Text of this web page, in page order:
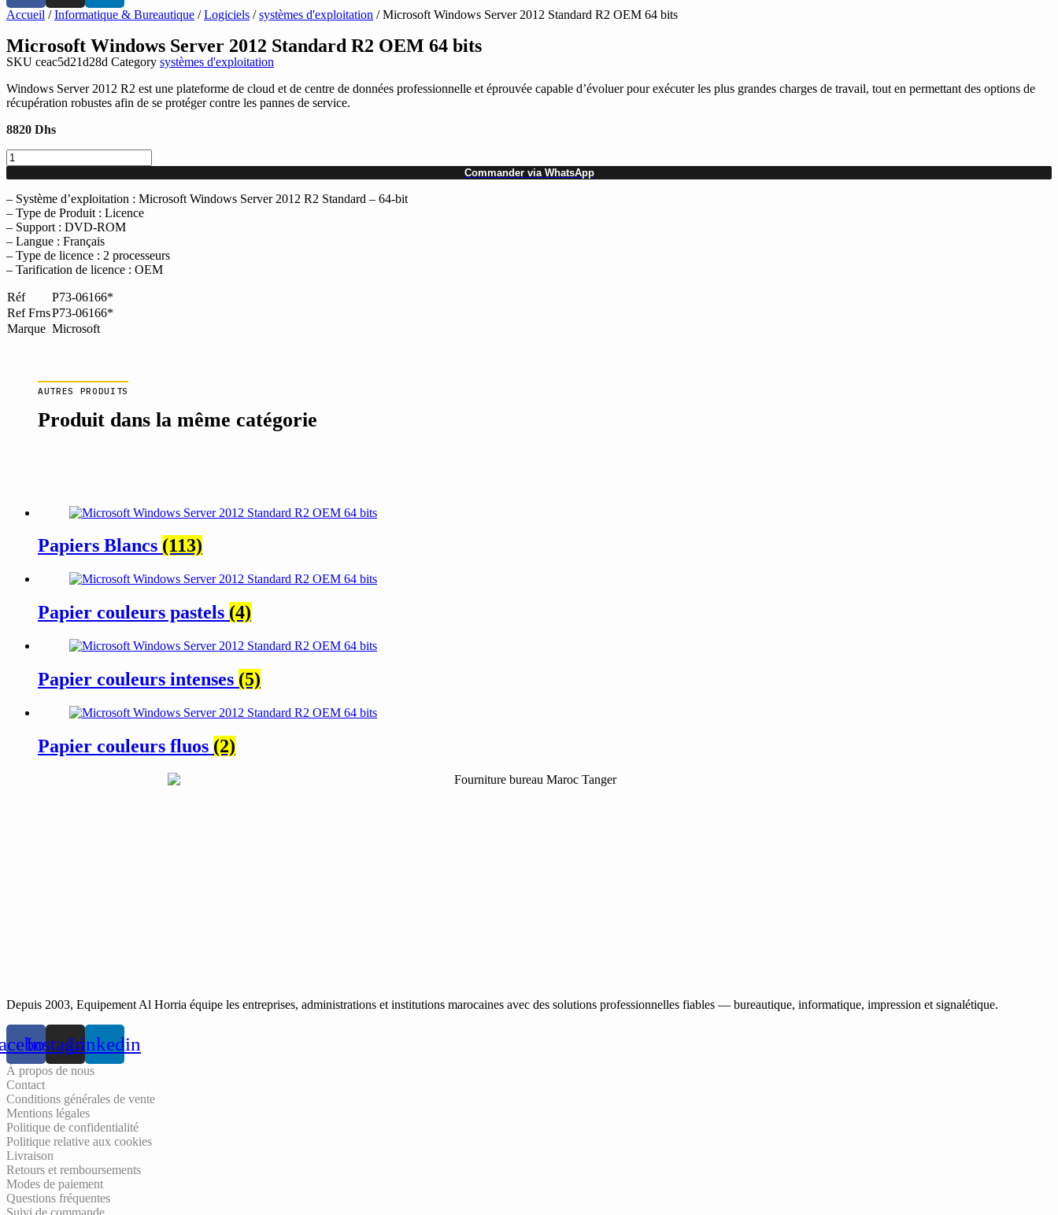
Accueil /Informatique & Bureautique /Logiciels /systèmes d'exploitation / Microsoft Windows Server 2012 Standard R2 OEM 64 bits
Microsoft Windows Server 2012 Standard R2 OEM 64 bits
SKU ceac5d21d28d Category systèmes d'exploitation
Windows Server 2012 R2 est une plateforme de cloud et de centre de données professionnelle et éprouvée capable d’évoluer pour exécuter les plus grandes charges de travail, tout en permettant des options de
récupération robustes afin de se protéger contre les pannes de service.
8820 Dhs
quantité
de
Microsoft
Windows
Server
2012
Standard
R2
OEM
bits
Commander via WhatsApp
– Système d’exploitation : Microsoft Windows Server 2012 R2 Standard – 64-bit
– Type de Produit : Licence
– Support : DVD-ROM
– Langue : Français
– Type de licence : 2 processeurs
– Tarification de licence : OEM
Réf
P73-06166*
Ref FrnsP73-06166*
Marque Microsoft
AUTRES PRODUITS
Produit dans la même catégorie
Papiers Blancs (113)
Papier couleurs pastels (4)
Papier couleurs intenses (5)
Papier couleurs fluos (2)
Depuis 2003, Equipement Al Horria équipe les entreprises, administrations et institutions marocaines avec des solutions professionnelles fiables — bureautique, informatique, impression et signalétique.
InstagramLinkedin
À propos de nous
Contact
Conditions générales de vente
Mentions légales
Politique de confidentialité
Politique relative aux cookies
Livraison
Retours et remboursements
Modes de paiement
Questions fréquentes
Suivi de commande